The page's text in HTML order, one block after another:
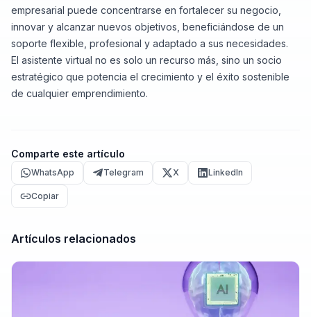
empresarial puede concentrarse en fortalecer su negocio,
innovar y alcanzar nuevos objetivos, beneficiándose de un
soporte flexible, profesional y adaptado a sus necesidades.
El asistente virtual no es solo un recurso más, sino un socio
estratégico que potencia el crecimiento y el éxito sostenible
de cualquier emprendimiento.
Comparte este artículo
WhatsApp Telegram X LinkedIn
Copiar
Artículos relacionados